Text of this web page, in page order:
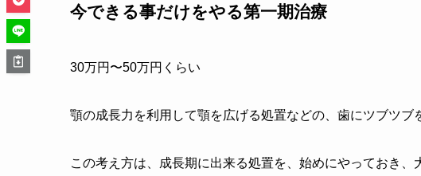
今できる事だけをやる第一期治療
30万円〜50万円くらい
顎の成長力を利用して顎を広げる処置などの、歯にツブツブ
この考え方は、成長期に出来る処置を、始めにやっておき